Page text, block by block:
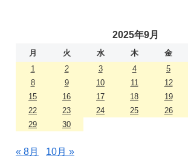
2025年9月
月 火 水 木 金
1
2 3 4 5
8
9 10 11 12
15
16 17 18 19
22
23 24 25 26
29
30
« 8月 10月 »